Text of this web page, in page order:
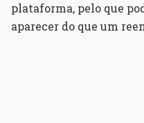
plataforma, pelo que
aparecer do que um